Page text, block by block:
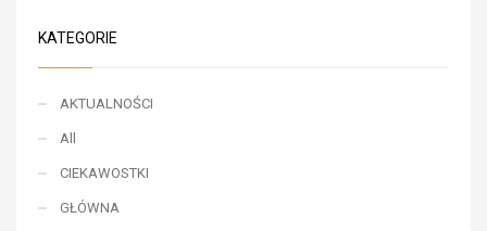
KATEGORIE
AKTUALNOŚCI
All
CIEKAWOSTKI
GŁÓWNA